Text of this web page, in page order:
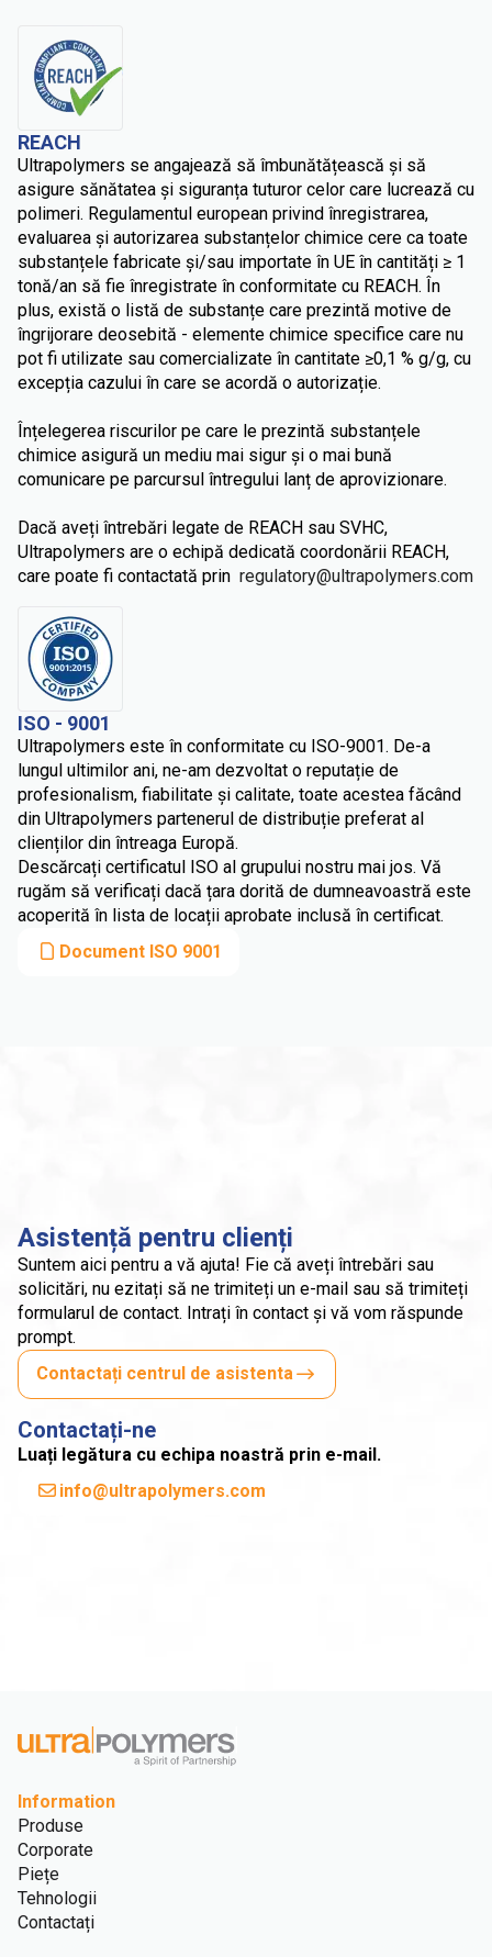
REACH
Ultrapolymers se angajează să îmbunătățească și să
asigure sănătatea și siguranța tuturor celor care lucrează cu
polimeri. Regulamentul european privind înregistrarea,
evaluarea și autorizarea substanțelor chimice cere ca toate
substanțele fabricate și/sau importate în UE în cantități ≥ 1
tonă/an să fie înregistrate în conformitate cu REACH. În
plus, există o listă de substanțe care prezintă motive de
îngrijorare deosebită - elemente chimice specifice care nu
pot fi utilizate sau comercializate în cantitate ≥0,1 % g/g, cu
excepția cazului în care se acordă o autorizație.
Înțelegerea riscurilor pe care le prezintă substanțele
chimice asigură un mediu mai sigur și o mai bună
comunicare pe parcursul întregului lanț de aprovizionare.
Dacă aveți întrebări legate de REACH sau SVHC,
Ultrapolymers are o echipă dedicată coordonării REACH,
care poate fi contactată prin regulatory@ultrapolymers.com
ISO - 9001
Ultrapolymers este în conformitate cu ISO-9001. De-a
lungul ultimilor ani, ne-am dezvoltat o reputație de
profesionalism, fiabilitate și calitate, toate acestea făcând
din Ultrapolymers partenerul de distribuție preferat al
clienților din întreaga Europă.
Descărcați certificatul ISO al grupului nostru mai jos. Vă
rugăm să verificați dacă țara dorită de dumneavoastră este
acoperită în lista de locații aprobate inclusă în certificat.
Document ISO 9001
Asistență pentru clienți
Suntem aici pentru a vă ajuta! Fie că aveți întrebări sau
solicitări, nu ezitați să ne trimiteți un e-mail sau să trimiteți
formularul de contact. Intrați în contact și vă vom răspunde
prompt.
Contactați centrul de asistenta
Contactați-ne
Luați legătura cu echipa noastră prin e-mail.
info@ultrapolymers.com
Information
Produse
Corporate
Piețe
Tehnologii
Contactați